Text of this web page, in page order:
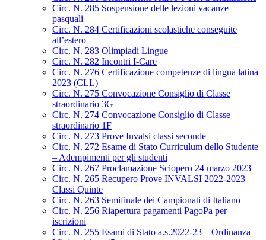
Circ. N. 285 Sospensione delle lezioni vacanze
pasquali
Circ. N. 284 Certificazioni scolastiche conseguite
all’estero
Circ. N. 283 Olimpiadi Lingue
Circ. N. 282 Incontri I-Care
Circ. N. 276 Certificazione competenze di lingua latina
2023 (CLL)
Circ. N. 275 Convocazione Consiglio di Classe
straordinario 3G
Circ. N. 274 Convocazione Consiglio di Classe
straordinario 1F
Circ. N. 273 Prove Invalsi classi seconde
Circ. N. 272 Esame di Stato Curriculum dello Studente
– Adempimenti per gli studenti
Circ. N. 267 Proclamazione Sciopero 24 marzo 2023
Circ. N. 265 Recupero Prove INVALSI 2022-2023
Classi Quinte
Circ. N. 263 Semifinale dei Campionati di Italiano
Circ. N. 256 Riapertura pagamenti PagoPa per
iscrizioni
Circ. N. 255 Esami di Stato a.s.2022-23 – Ordinanza